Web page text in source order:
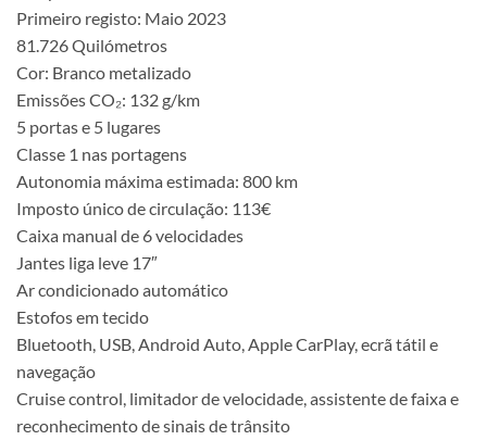
Primeiro registo: Maio 2023
81.726 Quilómetros
Cor: Branco metalizado
Emissões CO₂: 132 g/km
5 portas e 5 lugares
Classe 1 nas portagens
Autonomia máxima estimada: 800 km
Imposto único de circulação: 113€
Caixa manual de 6 velocidades
Jantes liga leve 17″
Ar condicionado automático
Estofos em tecido
Bluetooth, USB, Android Auto, Apple CarPlay, ecrã tátil e
navegação
Cruise control, limitador de velocidade, assistente de faixa e
reconhecimento de sinais de trânsito